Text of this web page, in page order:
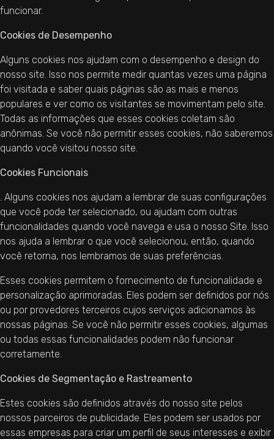
funcionar.
Cookies de Desempenho
Alguns cookies nos ajudam com o desempenho e design do
nosso site. Isso nos permite medir quantas vezes uma página
foi visitada e saber quais páginas são as mais e menos
populares e ver como os visitantes se movimentam pelo site.
Todas as informações que esses cookies coletam são
anônimas. Se você não permitir esses cookies, não saberemos
quando você visitou nosso site.
Cookies Funcionais
. Alguns cookies nos ajudam a lembrar de suas configurações
que você pode ter selecionado, ou ajudam com outras
funcionalidades quando você navega e usa o nosso Site. Isso
nos ajuda a lembrar o que você selecionou, então, quando
você retorna, nos lembramos de suas preferências.
Esses cookies permitem o fornecimento de funcionalidade e
personalização aprimoradas. Eles podem ser definidos por nós
ou por provedores terceiros cujos serviços adicionamos às
nossas páginas. Se você não permitir esses cookies, algumas
ou todas essas funcionalidades podem não funcionar
corretamente.
Cookies de Segmentação e Rastreamento
Estes cookies são definidos através do nosso site pelos
nossos parceiros de publicidade. Eles podem ser usados por
essas empresas para criar um perfil de seus interesses e exibir